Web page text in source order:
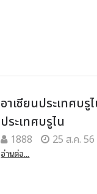
อาเซียนประเทศบรู
ประเทศบรูไน
1888 25 ส.ค. 56
อ่านต่อ...